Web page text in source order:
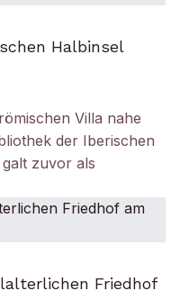
Halbinsel
Villa nahe
der Iberischen
zuvor als
Friedhof